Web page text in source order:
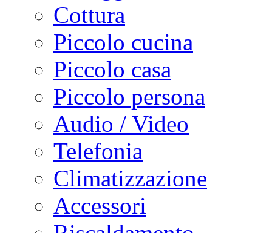
Cottura
Piccolo cucina
Piccolo casa
Piccolo persona
Audio / Video
Telefonia
Climatizzazione
Accessori